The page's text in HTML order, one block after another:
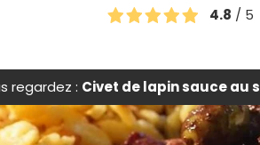
4.8 / 5
regardez : Civet de lapin sauce au